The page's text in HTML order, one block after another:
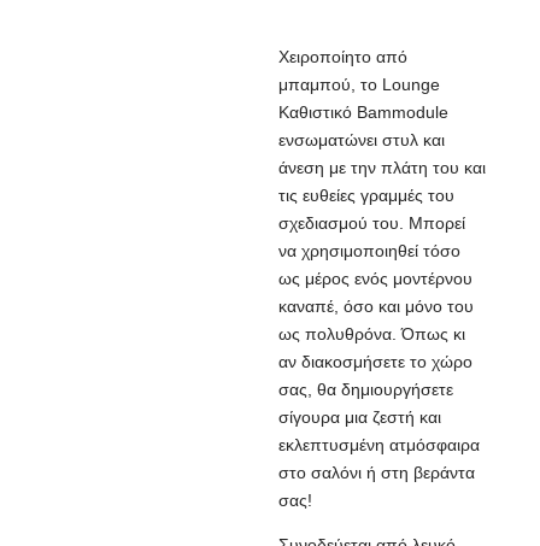
Χειροποίητο από
μπαμπού, το Lounge
Καθιστικό Bammodule
ενσωματώνει στυλ και
άνεση με την πλάτη του και
τις ευθείες γραμμές του
σχεδιασμού του. Μπορεί
να χρησιμοποιηθεί τόσο
ως μέρος ενός μοντέρνου
καναπέ, όσο και μόνο του
ως πολυθρόνα. Όπως κι
αν διακοσμήσετε το χώρο
σας, θα δημιουργήσετε
σίγουρα μια ζεστή και
εκλεπτυσμένη ατμόσφαιρα
στο σαλόνι ή στη βεράντα
σας!